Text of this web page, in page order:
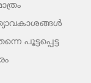
പൂട്ടപ്പെട്ട